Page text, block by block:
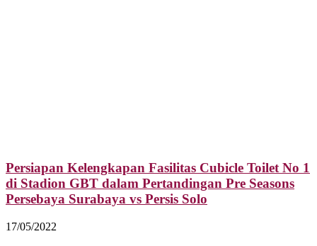
Persiapan Kelengkapan Fasilitas Cubicle Toilet No 1
di Stadion GBT dalam Pertandingan Pre Seasons
Persebaya Surabaya vs Persis Solo
17/05/2022